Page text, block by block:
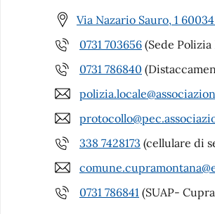
Via Nazario Sauro, 1
0731 703656 (Sede Polizia
0731 786840
338 7428173 (cellulare di
0731 786841 (SUAP-